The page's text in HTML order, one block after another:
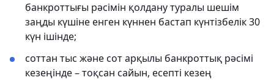
банкроттығы рәсімін қолдану туралы шешім
заңды күшіне енген күннен бастап күнтізбелік 30
күн ішінде;
соттан тыс және сот арқылы банкроттық рәсімі
кезеңінде – тоқсан сайын, есепті кезең